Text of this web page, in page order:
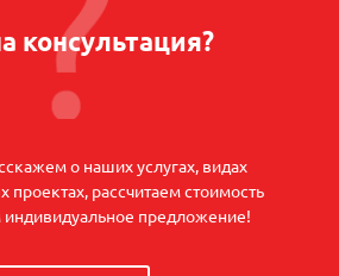
консультация?
о наших услугах, видах
проектах, рассчитаем стоимость
индивидуальное предложение!